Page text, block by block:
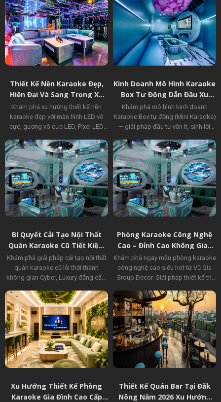
nhạc. Liên hệ ngay!
thẩm duyệt. Liên hệ Vũ Gia Group
ngay!
Thiết Kế Nền Karaoke Đẹp,
Hiện Đại Và Sang Trọng Xu
Hướng 2026 | Vũ Gia Group
Khám phá xu hướng thiết kế nền
karaoke đẹp với màn hình LED vô
cực, gương vô cực LED, Pixel LED
đại. Giải pháp thi công chuyên
nghiệp từ Vũ Gia Group.
Kinh Doanh Mô Hình Karaoke
Box Tự Động Dẫn Đầu Xu
Hướng 2026 | Vũ Gia Group
Khám phá mô hình kinh doanh
Karaoke Box tự động (Mini Karaoke)
– giải pháp đầu tư vốn ít, sinh lời
đầu kỷ nguyên mới cùng Vũ Gia
Group.
Bí Quyết Cải Tạo Nội Thất
Quán Karaoke Cũ Tiết Kiệm
Chi Phí | Vũ Gia Group
Khám phá giải pháp cải tạo nội thất
quán karaoke cũ lỗi thời thành
không gian Cyber, Luxury đẳng cấp.
cuốn chiếu không dừng kinh doanh
cùng Vũ Gia Group.
Phòng Karaoke Công Nghệ
Cao – Đỉnh Cao Không Gian
Giải Trí Tương Lai
Khám phá ngay mẫu phòng karaoke
công nghệ cao siêu hot từ Vũ Gia
Group Decor. Giải pháp thiết kế thi
phá doanh thu. Click xem ngay!
Xu Hướng Thiết Kế Phòng
Karaoke Gia Đình Cao Cấp
Thiết Kế Quán Bar Tại Đắk
Nông Năm 2026 Xu Hướng